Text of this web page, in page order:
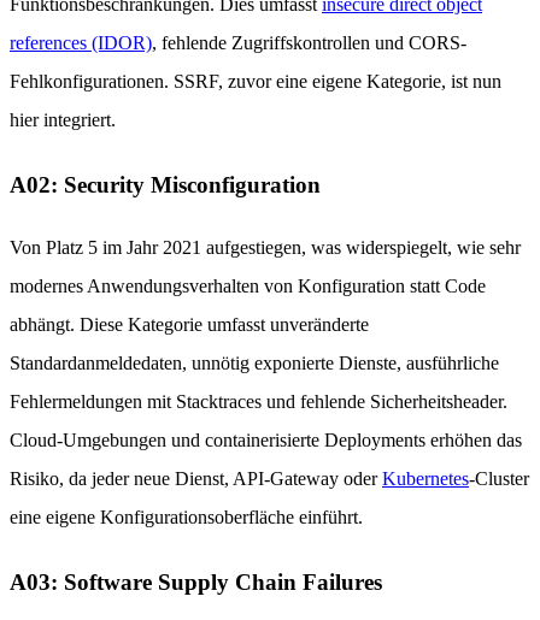
references (IDOR), fehlende Zugriffskontrollen und CORS-
Fehlkonfigurationen. SSRF, zuvor eine eigene Kategorie, ist nun
hier integriert.
A02: Security Misconfiguration
Von Platz 5 im Jahr 2021 aufgestiegen, was widerspiegelt, wie sehr
modernes Anwendungsverhalten von Konfiguration statt Code
abhängt. Diese Kategorie umfasst unveränderte
Standardanmeldedaten, unnötig exponierte Dienste, ausführliche
Fehlermeldungen mit Stacktraces und fehlende Sicherheitsheader.
Cloud-Umgebungen und containerisierte Deployments erhöhen das
Risiko, da jeder neue Dienst, API-Gateway oderKubernetes-Cluster
eine eigene Konfigurationsoberfläche einführt.
A03: Software Supply Chain Failures